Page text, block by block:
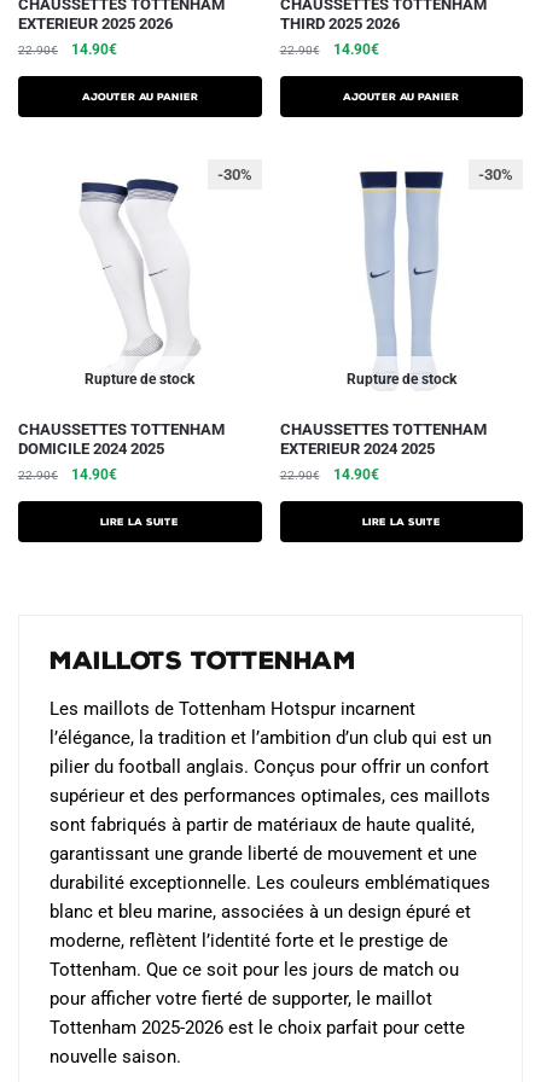
CHAUSSETTES TOTTENHAM
EXTERIEUR 2025 2026
22.90€
Le
initial
était :
14.90€Le
actuel
est :
Ajouter au panier
CHAUSSETTES TOTTENHAM
THIRD 2025 2026
22.90€
Le
initial
était :
14.90€Le
actuel
est :
Ajouter au panier
Rupture de stock
-30%
CHAUSSETTES TOTTENHAM
DOMICILE 2024 2025
22.90€
Le
initial
était :
14.90€Le
actuel
est :
Lire la suite
Rupture de stock
-30%
CHAUSSETTES TOTTENHAM
EXTERIEUR 2024 2025
22.90€
Le
initial
était :
14.90€Le
actuel
est :
Lire la suite
Maillots Tottenham
Les maillots de Tottenham Hotspur incarnent
l’élégance, la tradition et l’ambition d’un club qui est un
pilier du football anglais. Conçus pour offrir un confort
supérieur et des performances optimales, ces maillots
sont fabriqués à partir de matériaux de haute qualité,
garantissant une grande liberté de mouvement et une
durabilité exceptionnelle. Les couleurs emblématiques
blanc et bleu marine, associées à un design épuré et
moderne, reflètent l’identité forte et le prestige de
Tottenham. Que ce soit pour les jours de match ou
pour afficher votre fierté de supporter, le maillot
Tottenham 2025-2026 est le choix parfait pour cette
nouvelle saison.